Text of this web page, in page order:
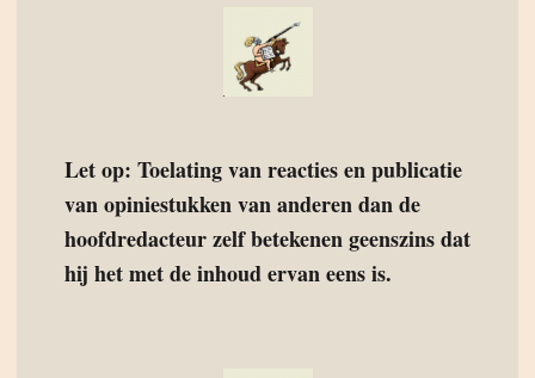
Let op: Toelating van reacties en publicatie
van opiniestukken van anderen dan de
hoofdredacteur zelf betekenen geenszins dat
hij het met de inhoud ervan eens is.